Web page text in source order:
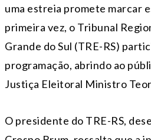
uma estreia promete marcar
primeira vez, o Tribunal
Grande do Sul (TRE-RS)
programação, abrindo ao
Justiça Eleitoral Ministro
O presidente do TRE-RS,